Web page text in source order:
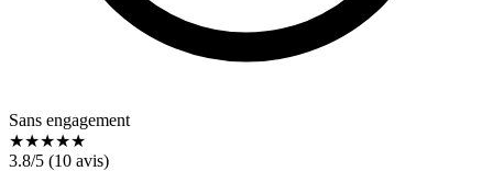
Sans engagement
★★★★★
3.8/5 (10 avis)